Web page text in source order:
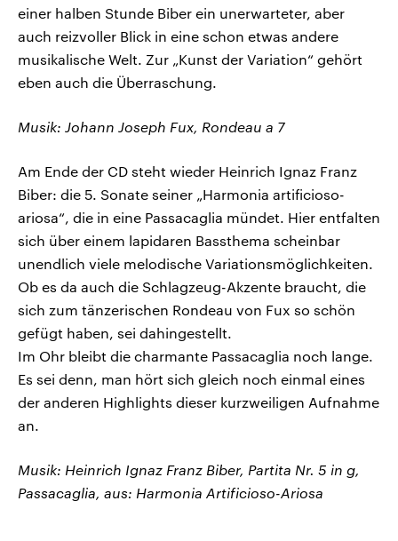
einer halben Stunde Biber ein unerwarteter, aber
auch reizvoller Blick in eine schon etwas andere
musikalische Welt. Zur „Kunst der Variation“ gehört
eben auch die Überraschung.
Musik: Johann Joseph Fux, Rondeau a 7
Am Ende der CD steht wieder Heinrich Ignaz Franz
Biber: die 5. Sonate seiner „Harmonia artificioso-
ariosa“, die in eine Passacaglia mündet. Hier entfalten
sich über einem lapidaren Bassthema scheinbar
unendlich viele melodische Variationsmöglichkeiten.
Ob es da auch die Schlagzeug-Akzente braucht, die
sich zum tänzerischen Rondeau von Fux so schön
gefügt haben, sei dahingestellt.
Im Ohr bleibt die charmante Passacaglia noch lange.
Es sei denn, man hört sich gleich noch einmal eines
der anderen Highlights dieser kurzweiligen Aufnahme
an.
Musik: Heinrich Ignaz Franz Biber, Partita Nr. 5 in g,
Passacaglia, aus: Harmonia Artificioso-Ariosa